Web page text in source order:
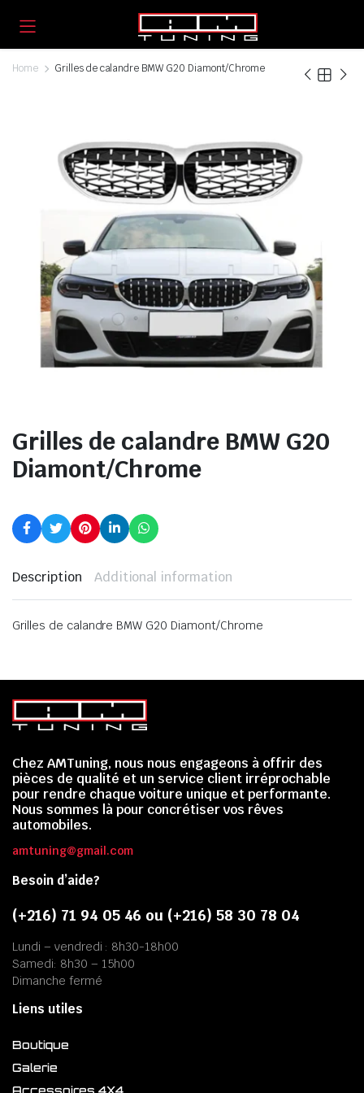
Home Grilles de calandre BMW G20 Diamont/Chrome
Grilles de calandre BMW G20
Diamont/Chrome
Description Additional information
Grilles de calandre BMW G20 Diamont/Chrome
Chez AMTuning, nous nous engageons à offrir des
pièces de qualité et un service client irréprochable
pour rendre chaque voiture unique et performante.
Nous sommes là pour concrétiser vos rêves
automobiles.
amtuning@gmail.com
Besoin d’aide?
(+216) 71 94 05 46 ou (+216) 58 30 78 04
Lundi – vendredi : 8h30-18h00
Samedi: 8h30 – 15h00
Dimanche fermé
Liens utiles
Boutique
Galerie
Accessoires 4X4